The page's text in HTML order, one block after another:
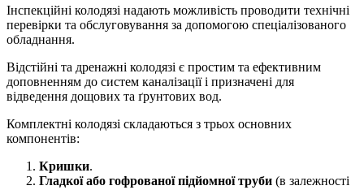
Інспекційні колодязі надають можливість проводити технічні
перевірки та обслуговування за допомогою спеціалізованого
обладнання.
Відстійні та дренажні колодязі є простим та ефективним
доповненням до систем каналізації і призначені для
відведення дощових та ґрунтових вод.
Комплектні колодязі складаються з трьох основних
компонентів:
Кришки.
Гладкої або гофрованої підйомної труби (в залежності